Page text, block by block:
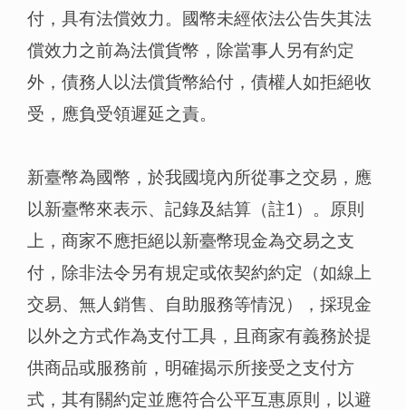
付，具有法償效力。國幣未經依法公告失其法
償效力之前為法償貨幣，除當事人另有約定
外，債務人以法償貨幣給付，債權人如拒絕收
受，應負受領遲延之責。
新臺幣為國幣，於我國境內所從事之交易，應
以新臺幣來表示、記錄及結算（註1）。原則
上，商家不應拒絕以新臺幣現金為交易之支
付，除非法令另有規定或依契約約定（如線上
交易、無人銷售、自助服務等情況），採現金
以外之方式作為支付工具，且商家有義務於提
供商品或服務前，明確揭示所接受之支付方
式，其有關約定並應符合公平互惠原則，以避